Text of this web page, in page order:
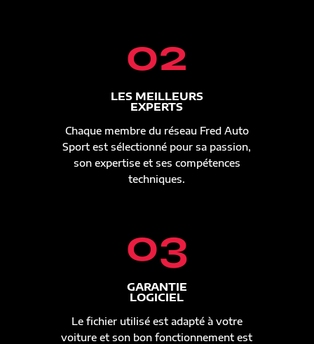
02
LES MEILLEURS
EXPERTS
Chaque membre du réseau Fred Auto
Sport est sélectionné pour sa passion,
son expertise et ses compétences
techniques.
03
GARANTIE
LOGICIEL
Le fichier utilisé est adapté à votre
voiture et son bon fonctionnement est